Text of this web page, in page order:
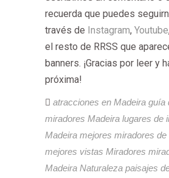
recuerda que puedes
través de Instagram, Youtube
el resto de RRSS que
banners. ¡Gracias por leer y
próxima!
atracciones en Madeira guía
miradores Madeira lugares de
Madeira mejores miradores de
mejores vistas Miradores
Madeira Naturaleza paisajes